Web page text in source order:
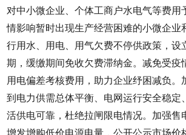
对中小微企业、个体工商户水电气等费用
情影响暂时出现生产经营困难的小微企业
行用水、用电、用气欠费不停供政策，设
期，缓缴期间免收欠费滞纳金。减免受疫
用电偏差考核费用，助力企业纾困减负。
到电力供需总体平衡、电网运行安全稳定
活供电可靠，杜绝拉闸限电情况。加强售
增发增购低价电源电量，公开公示市场价